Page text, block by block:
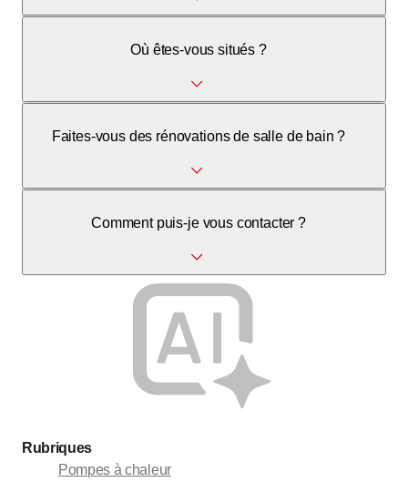
pompes à chaleur pour un chauffage écologique.
Où êtes-vous situés ?
Remaufens.
Faites-vous des rénovations de salle de bain ?
et des rénovations de salles de bains.
Comment puis-je vous contacter ?
Vous pouvez nous joindre par téléphone au 021 948 79
17 ou via notre site web.
Rubriques
Pompes à chaleur